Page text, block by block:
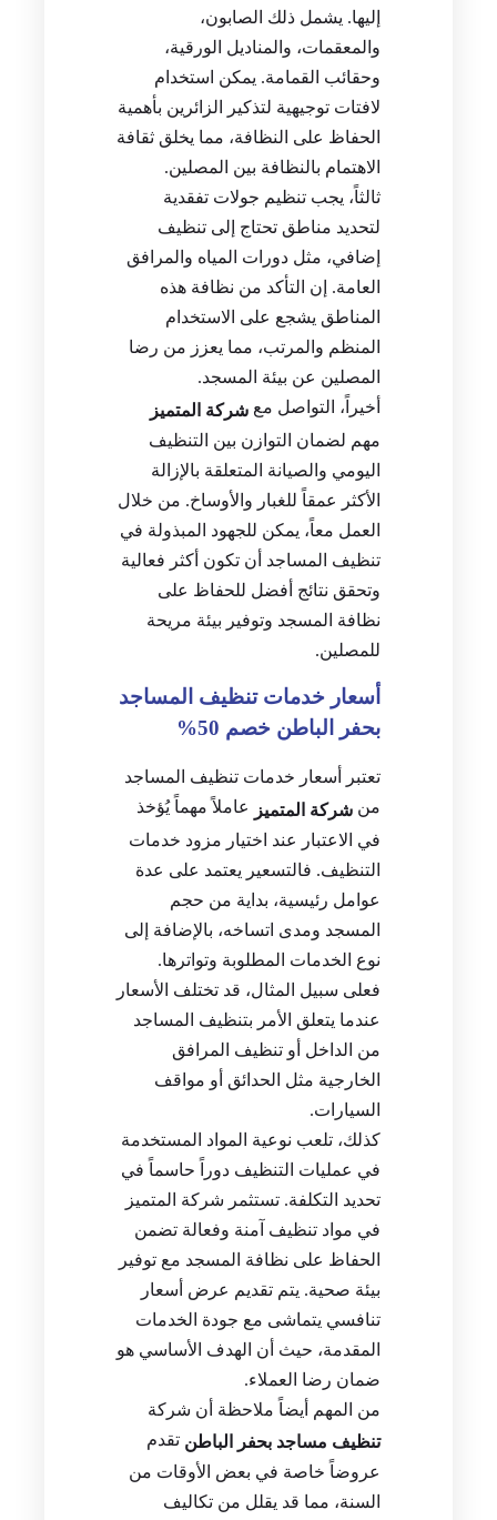
إليها. يشمل ذلك الصابون،
والمعقمات، والمناديل الورقية،
وحقائب القمامة. يمكن استخدام
لافتات توجيهية لتذكير الزائرين بأهمية
الحفاظ على النظافة، مما يخلق ثقافة
الاهتمام بالنظافة بين المصلين.
ثالثاً، يجب تنظيم جولات تفقدية
لتحديد مناطق تحتاج إلى تنظيف
إضافي، مثل دورات المياه والمرافق
العامة. إن التأكد من نظافة هذه
المناطق يشجع على الاستخدام
المنظم والمرتب، مما يعزز من رضا
المصلين عن بيئة المسجد.
أخيراً، التواصل مع شركة المتميز
مهم لضمان التوازن بين التنظيف
اليومي والصيانة المتعلقة بالإزالة
الأكثر عمقاً للغبار والأوساخ. من خلال
العمل معاً، يمكن للجهود المبذولة في
تنظيف المساجد أن تكون أكثر فعالية
وتحقق نتائج أفضل للحفاظ على
نظافة المسجد وتوفير بيئة مريحة
للمصلين.
أسعار خدمات تنظيف المساجد
بحفر الباطن خصم 50%
تعتبر أسعار خدمات تنظيف المساجد
من شركة المتميز عاملاً مهماً يُؤخذ
في الاعتبار عند اختيار مزود خدمات
التنظيف. فالتسعير يعتمد على عدة
عوامل رئيسية، بداية من حجم
المسجد ومدى اتساخه، بالإضافة إلى
نوع الخدمات المطلوبة وتواترها.
فعلى سبيل المثال، قد تختلف الأسعار
عندما يتعلق الأمر بتنظيف المساجد
من الداخل أو تنظيف المرافق
الخارجية مثل الحدائق أو مواقف
السيارات.
كذلك، تلعب نوعية المواد المستخدمة
في عمليات التنظيف دوراً حاسماً في
تحديد التكلفة. تستثمر شركة المتميز
في مواد تنظيف آمنة وفعالة تضمن
الحفاظ على نظافة المسجد مع توفير
بيئة صحية. يتم تقديم عرض أسعار
تنافسي يتماشى مع جودة الخدمات
المقدمة، حيث أن الهدف الأساسي هو
ضمان رضا العملاء.
من المهم أيضاً ملاحظة أن شركة
تنظيف مساجد بحفر الباطن تقدم
عروضاً خاصة في بعض الأوقات من
السنة، مما قد يقلل من تكاليف